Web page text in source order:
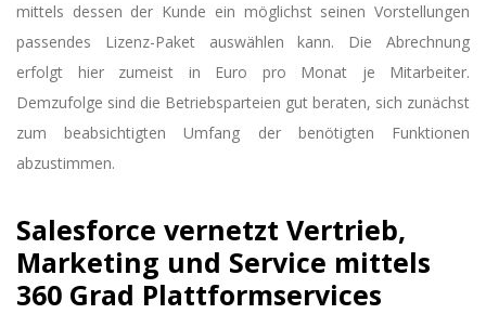
mittels dessen der Kunde ein möglichst seinen Vorstellungen
passendes Lizenz-Paket auswählen kann. Die Abrechnung
erfolgt hier zumeist in Euro pro Monat je Mitarbeiter.
Demzufolge sind die Betriebsparteien gut beraten, sich zunächst
zum beabsichtigten Umfang der benötigten Funktionen
abzustimmen.
Salesforce vernetzt Vertrieb,
Marketing und Service mittels
360 Grad Plattformservices